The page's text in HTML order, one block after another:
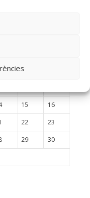
1
15 16
22 23
29 30